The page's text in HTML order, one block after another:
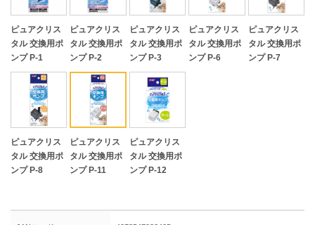
ピュアクリス
タル 交換用ポ
ンプ P-1
ピュアクリス
タル 交換用ポ
ンプ P-2
ピュアクリス
タル 交換用ポ
ンプ P-3
ピュアクリス
タル 交換用ポ
ンプ P-6
ピュアクリス
タル 交換用ポ
ンプ P-7
ピュアクリス
タル 交換用ポ
ンプ P-8
ピュアクリス
タル 交換用ポ
ンプ P-11
ピュアクリス
タル 交換用ポ
ンプ P-12